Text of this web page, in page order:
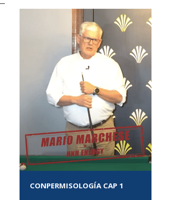
CONPERMISOLOGÍA CAP 1